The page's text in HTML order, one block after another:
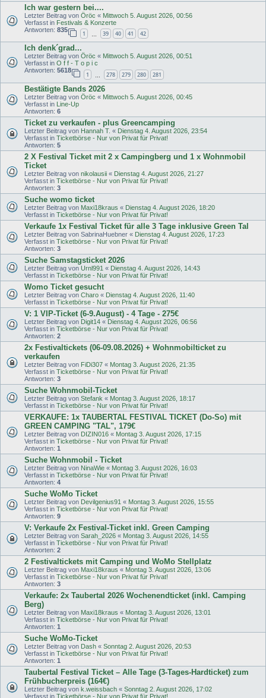
Ich war gestern bei....
Letzter Beitrag von Öröc « Mittwoch 5. August 2026, 00:56
Verfasst in Festivals & Konzerte
Antworten: 835
1 39 40 41 42
Ich denk´grad...
Letzter Beitrag von Öröc « Mittwoch 5. August 2026, 00:51
Verfasst in O f f - T o p i c
Antworten: 5618
1 278 279 280 281
Bestätigte Bands 2026
Letzter Beitrag von Öröc « Mittwoch 5. August 2026, 00:45
Verfasst in Line-Up
Antworten: 6
Ticket zu verkaufen - plus Greencamping
Letzter Beitrag von Hannah T. « Dienstag 4. August 2026, 23:54
Verfasst in Ticketbörse - Nur von Privat für Privat!
Antworten: 5
2 X Festival Ticket mit 2 x Campingberg und 1 x Wohnmobil
Ticket
Letzter Beitrag von nikolausii « Dienstag 4. August 2026, 21:27
Verfasst in Ticketbörse - Nur von Privat für Privat!
Antworten: 3
Suche womo ticket
Letzter Beitrag von Maxi18kraus « Dienstag 4. August 2026, 18:20
Verfasst in Ticketbörse - Nur von Privat für Privat!
Verkaufe 1x Festival Ticket für alle 3 Tage inklusive Green Tal
Letzter Beitrag von SabrinaHuebner « Dienstag 4. August 2026, 17:23
Verfasst in Ticketbörse - Nur von Privat für Privat!
Antworten: 3
Suche Samstagsticket 2026
Letzter Beitrag von Urnl991 « Dienstag 4. August 2026, 14:43
Verfasst in Ticketbörse - Nur von Privat für Privat!
Womo Ticket gesucht
Letzter Beitrag von Charo « Dienstag 4. August 2026, 11:40
Verfasst in Ticketbörse - Nur von Privat für Privat!
V: 1 VIP-Ticket (6-9.August) - 4 Tage - 275€
Letzter Beitrag von Digit14 « Dienstag 4. August 2026, 06:56
Verfasst in Ticketbörse - Nur von Privat für Privat!
Antworten: 2
2x Festivaltickets (06-09.08.2026) + Wohnmobilticket zu
verkaufen
Letzter Beitrag von FiDi307 « Montag 3. August 2026, 21:35
Verfasst in Ticketbörse - Nur von Privat für Privat!
Antworten: 3
Suche Wohnmobil-Ticket
Letzter Beitrag von Stefank « Montag 3. August 2026, 18:17
Verfasst in Ticketbörse - Nur von Privat für Privat!
VERKAUFE: 1x TAUBERTAL FESTIVAL TICKET (Do-So) mit
GREEN CAMPING "TAL", 179€
Letzter Beitrag von DIZIN016 « Montag 3. August 2026, 17:15
Verfasst in Ticketbörse - Nur von Privat für Privat!
Antworten: 1
Suche Wohnmobil - Ticket
Letzter Beitrag von NinaWie « Montag 3. August 2026, 16:03
Verfasst in Ticketbörse - Nur von Privat für Privat!
Antworten: 4
Suche WoMo Ticket
Letzter Beitrag von Devilgenius91 « Montag 3. August 2026, 15:55
Verfasst in Ticketbörse - Nur von Privat für Privat!
Antworten: 9
V: Verkaufe 2x Festival-Ticket inkl. Green Camping
Letzter Beitrag von Sarah_2026 « Montag 3. August 2026, 14:55
Verfasst in Ticketbörse - Nur von Privat für Privat!
Antworten: 2
2 Festivaltickets mit Camping und WoMo Stellplatz
Letzter Beitrag von Maxi18kraus « Montag 3. August 2026, 13:06
Verfasst in Ticketbörse - Nur von Privat für Privat!
Antworten: 3
Verkaufe: 2x Taubertal 2026 Wochenendticket (inkl. Camping
Berg)
Letzter Beitrag von Maxi18kraus « Montag 3. August 2026, 13:01
Verfasst in Ticketbörse - Nur von Privat für Privat!
Antworten: 1
Suche WoMo-Ticket
Letzter Beitrag von Dash « Sonntag 2. August 2026, 20:53
Verfasst in Ticketbörse - Nur von Privat für Privat!
Antworten: 1
Taubertal Festival Ticket – Alle Tage (3-Tages-Hardticket) zum
Frühbucherpreis (164€)
Letzter Beitrag von k.weissbach « Sonntag 2. August 2026, 17:02
Verfasst in Ticketbörse - Nur von Privat für Privat!